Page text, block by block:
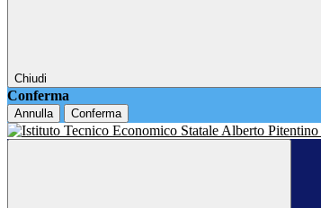
Chiudi
Conferma
Annulla Conferma